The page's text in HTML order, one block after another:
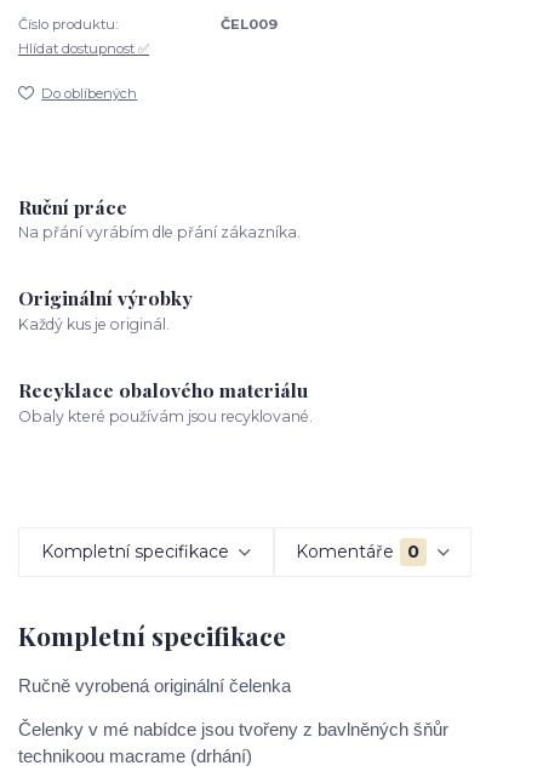
Číslo produktu:
ČEL009
Hlídat dostupnost ✅
Do oblíbených
Ruční práce
Na přání vyrábím dle přání zákazníka.
Originální výrobky
Každý kus je originál.
Recyklace obalového materiálu
Obaly které používám jsou recyklované.
Kompletní specifikace Komentáře 0
Kompletní specifikace
Ručně vyrobená originální čelenka
Čelenky v mé nabídce jsou tvořeny z bavlněných šňůr
technikoou macrame (drhání)